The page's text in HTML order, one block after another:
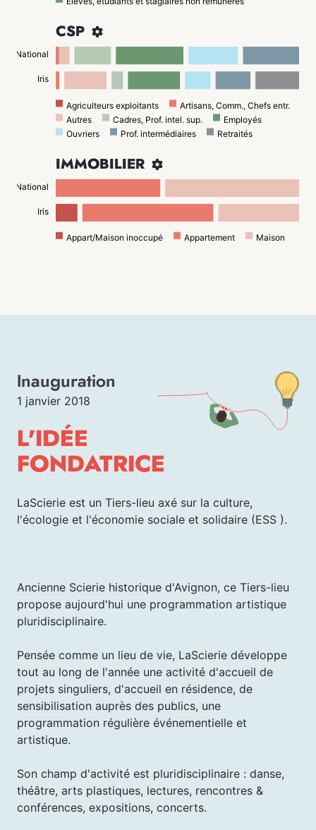
CSP 
National
Iris
Agriculteurs exploitants
Artisans, Comm., Chefs entr.
Autres
Cadres, Prof. intel. sup.
Employés
Ouvriers
Prof. intermédiaires Retraités
IMMOBILIER 
National
Iris
Appart/Maison inoccupé Appartement Maison
Inauguration
1 janvier 2018
L'IDÉE
FONDATRICE
LaScierie est un Tiers-lieu axé sur la culture,
l'écologie et l'économie sociale et solidaire (ESS ).
Ancienne Scierie historique d'Avignon, ce Tiers-lieu
propose aujourd'hui une programmation artistique
pluridisciplinaire.
Pensée comme un lieu de vie, LaScierie développe
tout au long de l'année une activité d'accueil de
projets singuliers, d'accueil en résidence, de
sensibilisation auprès des publics, une
programmation régulière événementielle et
artistique.
Son champ d'activité est pluridisciplinaire : danse,
théâtre, arts plastiques, lectures, rencontres &
conférences, expositions, concerts.